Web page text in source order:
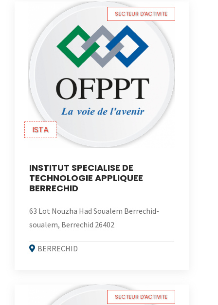
ISTA
SECTEUR D'ACTIVITE
INSTITUT SPECIALISE DE
TECHNOLOGIE APPLIQUEE
BERRECHID
63 Lot Nouzha Had Soualem Berrechid-
soualem, Berrechid 26402
BERRECHID
SECTEUR D'ACTIVITE